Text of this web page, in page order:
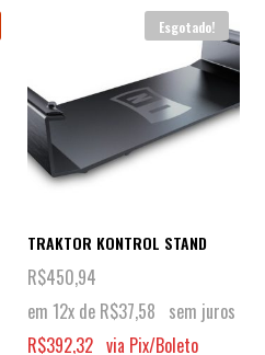
Esgotado!
TRAKTOR KONTROL STAND
R$450,94
em 12x de R$37,58 sem juros
R$392,32 via Pix/Boleto